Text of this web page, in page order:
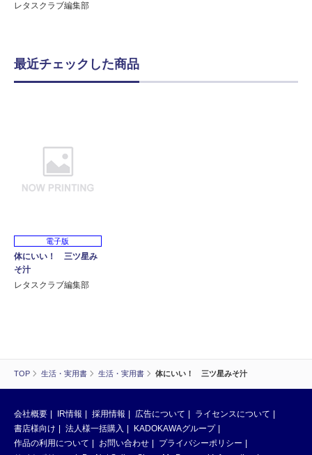
TOP 生活・実用書 生活・実用書 体にいい！ 三ツ星みそ汁
レタスクラブ編集部
最近チェックした商品
電子版
体にいい！ 三ツ星み
そ汁
レタスクラブ編集部
会社概要 IR情報 採用情報 広告について
ライセンスについて
書店様向け
法人様一括購入
KADOKAWAグループ
作品の利用について
お問い合わせ
プライバシーポリシー